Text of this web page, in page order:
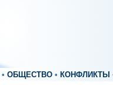
• ОБЩЕСТВО • КОНФЛИКТЫ